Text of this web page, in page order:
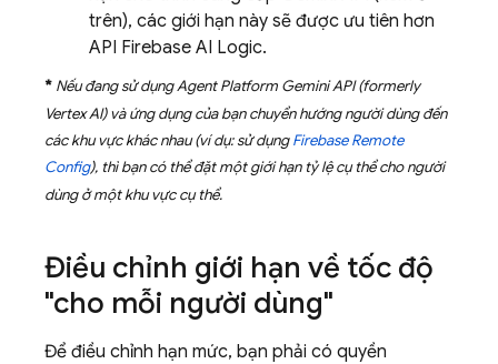
trên), các giới hạn này sẽ được ưu tiên hơn
API Firebase AI Logic.
* Nếu đang sử dụngAgent Platform Gemini API (formerly
Vertex AI)và ứng dụng của bạn chuyển hướng người dùng đến
các khu vực khác nhau (ví dụ: sử dụngFirebase Remote
Config), thì bạn có thể đặt một giới hạn tỷ lệ cụ thể cho người
dùng ở một khu vực cụ thể.
Điều chỉnh giới hạn về tốc độ
"cho mỗi người dùng"
Để điều chỉnh hạn mức, bạn phải có quyền